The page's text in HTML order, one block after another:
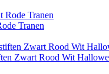
Tranen
Zwart Rood Wit